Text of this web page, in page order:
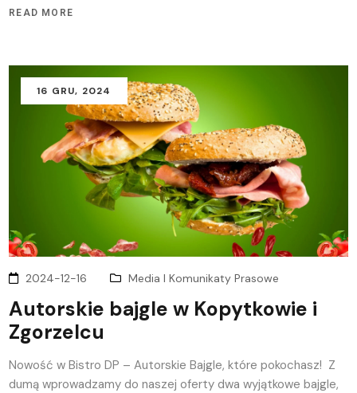
READ MORE
16 GRU, 2024
2024-12-16 Media I Komunikaty Prasowe
Autorskie bajgle w Kopytkowie i
Zgorzelcu
Nowość w Bistro DP – Autorskie Bajgle, które pokochasz! Z
dumą wprowadzamy do naszej oferty dwa wyjątkowe bajgle,